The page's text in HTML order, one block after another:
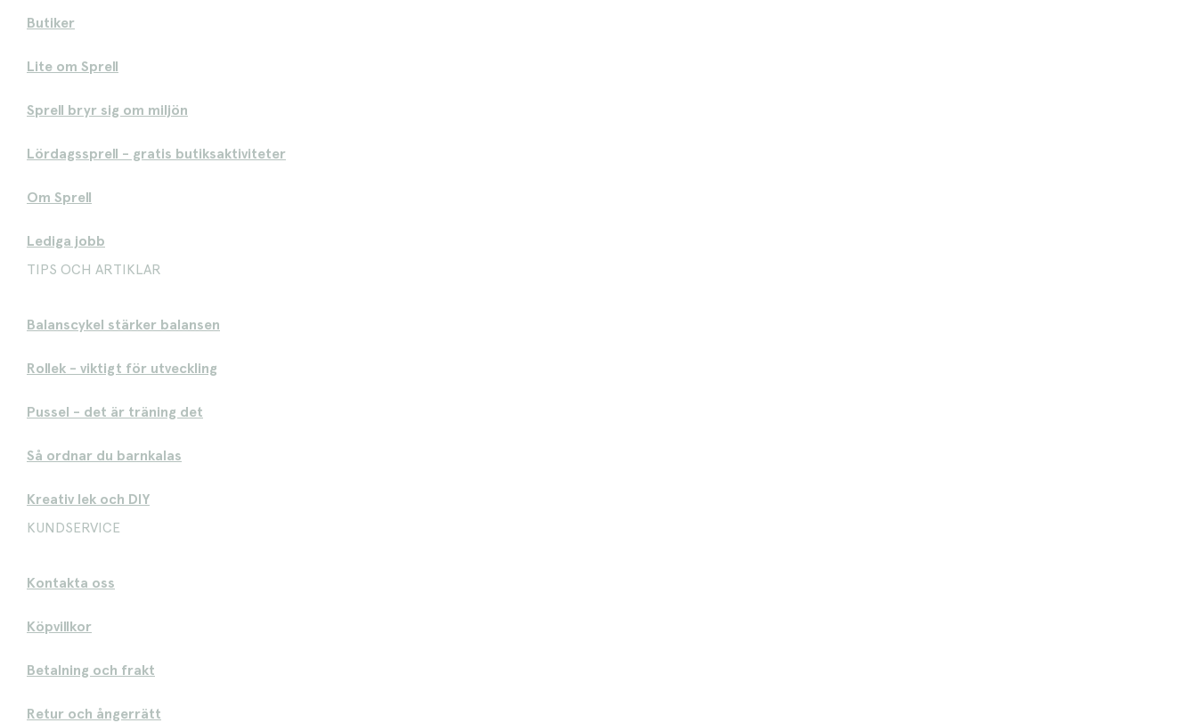
Butiker
Lite om Sprell
Sprell bryr sig om miljön
Lördagssprell - gratis butiksaktiviteter
Om Sprell
Lediga jobb
TIPS OCH ARTIKLAR
Balanscykel stärker balansen
Rollek - viktigt för utveckling
Pussel - det är träning det
Så ordnar du barnkalas
Kreativ lek och DIY
KUNDSERVICE
Kontakta oss
Köpvillkor
Betalning och frakt
Retur och ångerrätt